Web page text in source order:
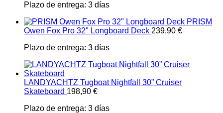
Plazo de entrega: 3 días
PRISM
Owen Fox Pro 32" Longboard Deck 239,90 €
Plazo de entrega: 3 días
LANDYACHTZ Tugboat Nightfall 30” Cruiser
Skateboard 198,90 €
Plazo de entrega: 3 días